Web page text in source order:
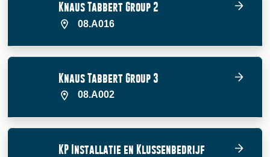
Knaus Tabbert Group 2
08.A016
Knaus Tabbert Group 3
08.A002
KP Installatie en Klussenbedrijf